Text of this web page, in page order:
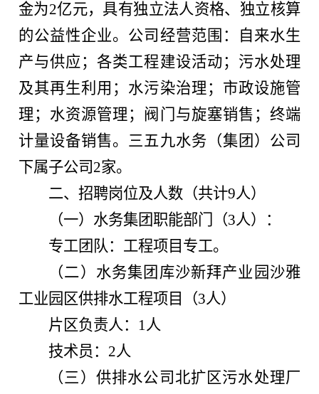
金为2亿元，具有独立法人资格、独立核算
的公益性企业。公司经营范围：自来水生
产与供应；各类工程建设活动；污水处理
及其再生利用；水污染治理；市政设施管
理；水资源管理；阀门与旋塞销售；终端
计量设备销售。三五九水务（集团）公司
下属子公司2家。
二、招聘岗位及人数（共计9人）
（一）水务集团职能部门 （3人）：
专工团队：工程项目专工。
（二）水务集团库沙新拜产业园沙雅
工业园区供排水工程项目（3人）
片区负责人：1人
技术员：2人
（三）供排水公司北扩区污水处理厂